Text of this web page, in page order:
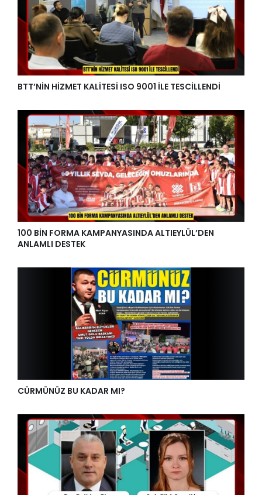
BTT’NİN HİZMET KALİTESİ ISO 9001 İLE TESCİLLENDİ
100 BİN FORMA KAMPANYASINDA ALTIEYLÜL’DEN
ANLAMLI DESTEK
CÜRMÜNÜZ BU KADAR MI?